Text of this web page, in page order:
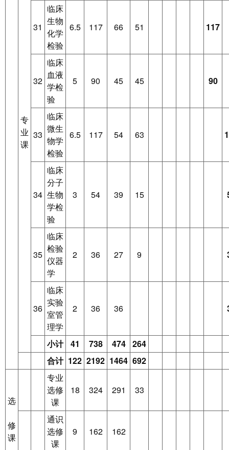
专
业
课
31
临床
生物
化学
检验
6.5 117 66 51 117
32
临床
血液
学检
验
5 90 45 45 90
33
临床
微生
物学
检验
6.5 117 54 63
34
临床
分子
生物
学检
验
3 54 39 15
35
临床
检验
仪器
学
2 36 27 9
36
临床
实验
室管
理学
2 36 36
小计 41 738 474 264
合计 122 2192 1464 692
选
修
课
专业
选修
课
18 324 291 33
通识
选修
课
9 162 162